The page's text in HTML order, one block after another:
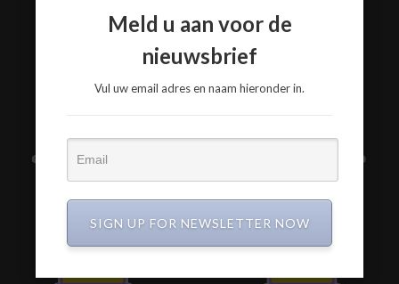
Verspil geen materialen en energie
Meld u aan voor de
nieuwsbrief
Vul uw email adres en naam hieronder in.
SIGN UP FOR NEWSLETTER NOW